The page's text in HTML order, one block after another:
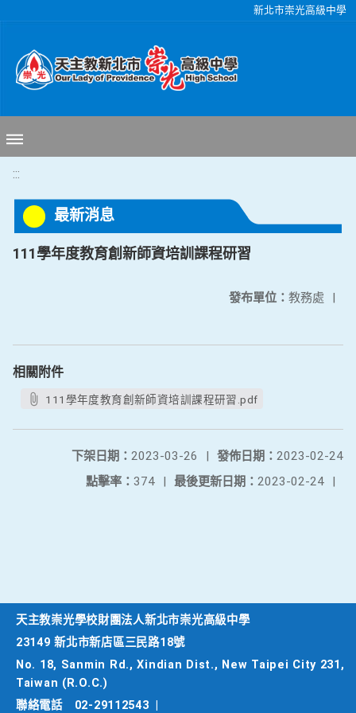
新北市崇光高級中學
:::
最新消息
111學年度教育創新師資培訓課程研習
發布單位： 教務處 |
相關附件
111學年度教育創新師資培訓課程研習.pdf
發佈日期： 2023-02-24
下架日期： 2023-03-26
|
最後更新日期： 2023-02-24 |
點擊率： 374 |
天主教崇光學校財團法人新北市崇光高級中學
23149 新北市新店區三民路18號
No. 18, Sanmin Rd., Xindian Dist., New Taipei City 231,
Taiwan (R.O.C.)
聯絡電話
02-29112543